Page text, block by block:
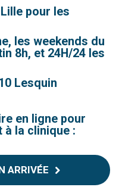
pour les
les weekends du
8h, et 24H/24 les
Lesquin
en ligne pour
la clinique :
ARRIVÉE